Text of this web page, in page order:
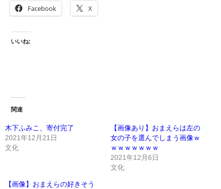
Facebook X
いいね:
関連
木下ふみこ、寄付完了
2021年12月21日
文化
【画像あり】おまえらは左の
女の子を選んでしまう画像ｗ
ｗｗｗｗｗｗｗ
2021年12月6日
文化
【画像】おまえらの好きそう